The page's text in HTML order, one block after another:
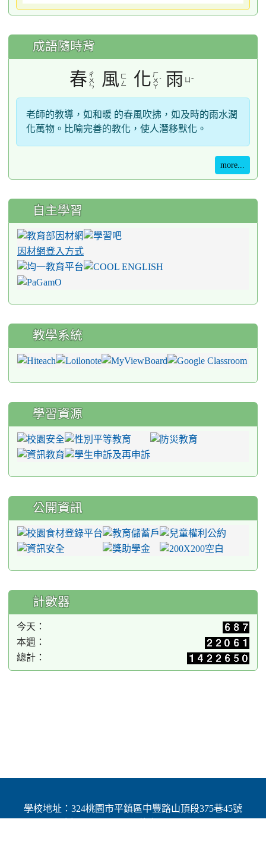
成語隨時背
春 ㄔ
ㄨ
ㄣ
風 ㄈ
ㄥ
化 ㄏ
ㄨ
ㄚ
ˋ 雨 ˇ
老師的教導，如和暖 的春風吹拂，如及時的雨水潤
化萬物。比喻完善的教化，使人潛移默化。
more...
自主學習
因材網登入方式
教學系統
學習資源
公開資訊
計數器
今天：
本週：
總計：
學校地址：324桃園市平鎮區中豐路山頂段375巷45號